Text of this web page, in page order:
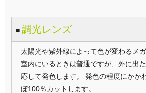
■ 調光レンズ
太陽光や紫外線によって色が変わるメガ
室内にいるときは普通ですが、外に出
応して発色します。 発色の程度にかか
ぼ100％カットします。